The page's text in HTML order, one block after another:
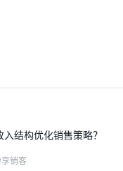
结构优化销售策略？
销客